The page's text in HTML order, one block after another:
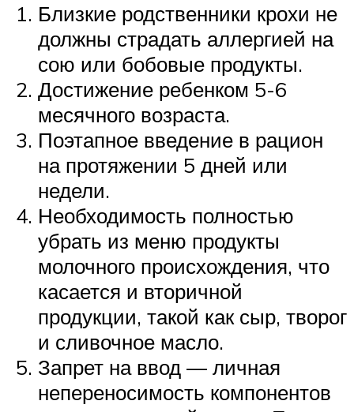
Близкие родственники крохи не
должны страдать аллергией на
сою или бобовые продукты.
Достижение ребенком 5-6
месячного возраста.
Поэтапное введение в рацион
на протяжении 5 дней или
недели.
Необходимость полностью
убрать из меню продукты
молочного происхождения, что
касается и вторичной
продукции, такой как сыр, творог
и сливочное масло.
Запрет на ввод — личная
непереносимость компонентов